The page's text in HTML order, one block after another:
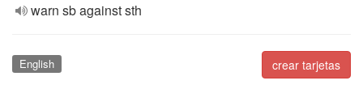
warn sb against sth
crear tarjetas
English